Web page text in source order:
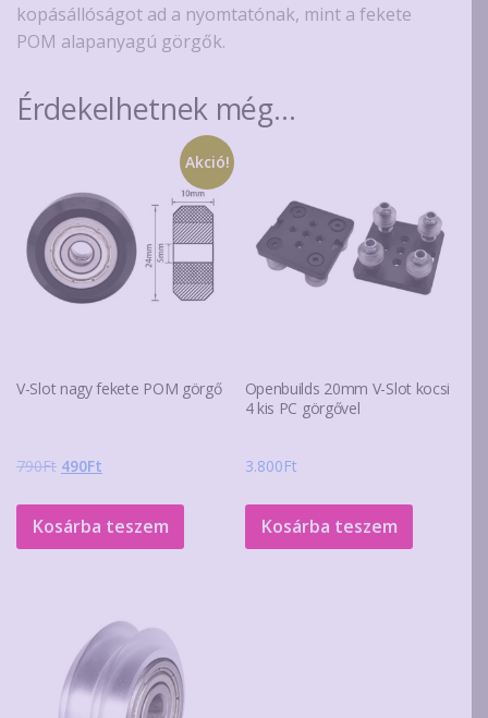
kopásállóságot ad a nyomtatónak, mint a fekete
POM alapanyagú görgők.
Érdekelhetnek még…
Akció!
V-Slot nagy fekete POM görgő
790Ft Original
was:
790Ft.
490Ft
is:
490Ft.
Kosárba teszem
Openbuilds 20mm V-Slot kocsi
4 kis PC görgővel
3.800Ft
Kosárba teszem